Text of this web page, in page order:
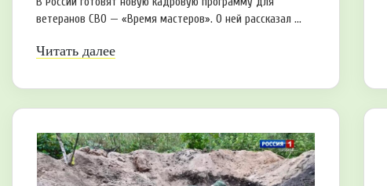
ветеранов СВО — «Время мастеров». О ней рассказал ...
Читать далее